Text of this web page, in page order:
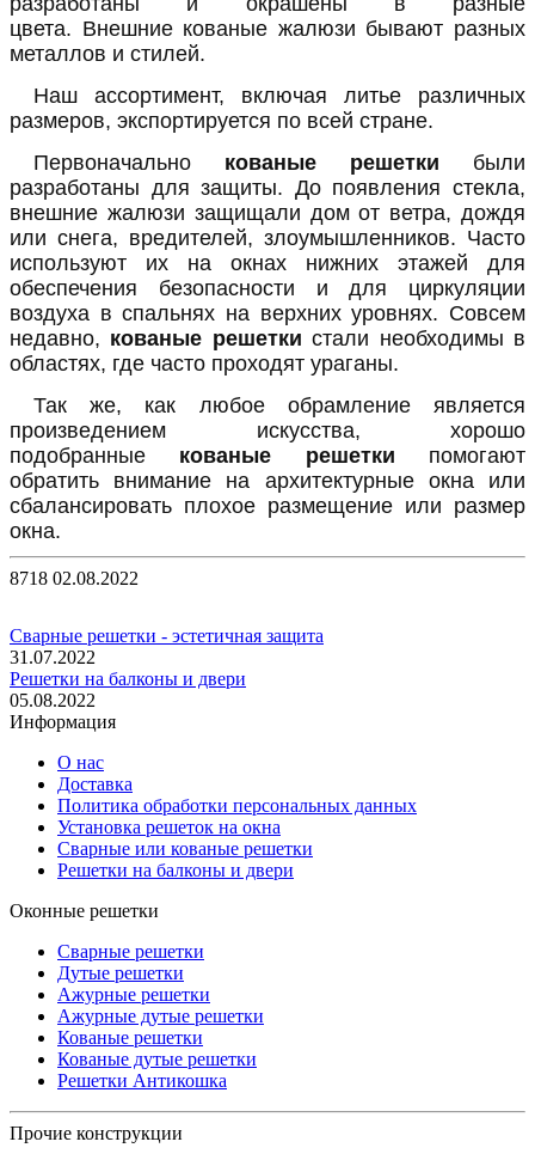
цвета. Внешние кованые жалюзи бывают разных
металлов и стилей.
Наш ассортимент, включая литье различных
размеров, экспортируется по всей стране.
Первоначально кованые решетки были
разработаны для защиты. До появления стекла,
внешние жалюзи защищали дом от ветра, дождя
или снега, вредителей, злоумышленников. Часто
используют их на окнах нижних этажей для
обеспечения безопасности и для циркуляции
воздуха в спальнях на верхних уровнях. Совсем
недавно, кованые решетки стали необходимы в
областях, где часто проходят ураганы.
Так же, как любое обрамление является
произведением искусства, хорошо
подобранные кованые решетки помогают
обратить внимание на архитектурные окна или
сбалансировать плохое размещение или размер
окна.
8718 02.08.2022
Сварные решетки - эстетичная защита
31.07.2022
Решетки на балконы и двери
05.08.2022
Информация
О нас
Доставка
Политика обработки персональных данных
Установка решеток на окна
Сварные или кованые решетки
Решетки на балконы и двери
Оконные решетки
Сварные решетки
Дутые решетки
Ажурные решетки
Ажурные дутые решетки
Кованые решетки
Кованые дутые решетки
Решетки Антикошка
Прочие конструкции